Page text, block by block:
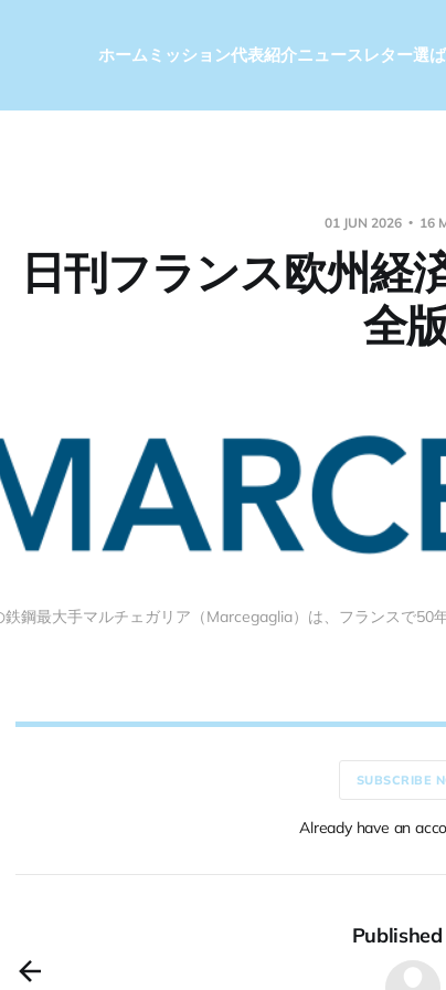
ホームミッション代表紹介ニュースレター選
01 JUN 2026 16
日刊フランス欧州経
全
鉄鋼最大手マルチェガリア（Marcegaglia）は、フランスで
SUBSCRIBE
Already have an